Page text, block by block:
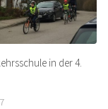
in der 4.